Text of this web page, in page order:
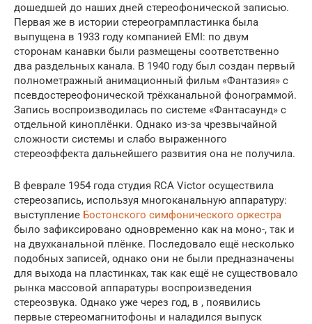
дошедшей до наших дней стереофонической записью.
Первая же в истории стереогрампластинка была
выпущена в 1933 году компанией EMI: по двум
сторонам канавки были размещены соответственно
два раздельных канала. В 1940 году был создан первый
полнометражный анимационный фильм «Фантазия» с
псевдостереофонической трёхканальной фонограммой.
Запись воспроизводилась по системе «Фантасаунд» с
отдельной киноплёнки. Однако из-за чрезвычайной
сложности системы и слабо выраженного
стереоэффекта дальнейшего развития она не получила.
В феврале 1954 года студия RCA Victor осуществила
стереозапись, используя многоканальную аппаратуру:
выступление Бостонского симфонического оркестра
было зафиксировано одновременно как на моно-, так и
на двухканальной плёнке. Последовало ещё несколько
подобных записей, однако они не были предназначены
для выхода на пластинках, так как ещё не существовало
рынка массовой аппаратуры воспроизведения
стереозвука. Однако уже через год, в , появились
первые стереомагнитофоны и наладился выпуск